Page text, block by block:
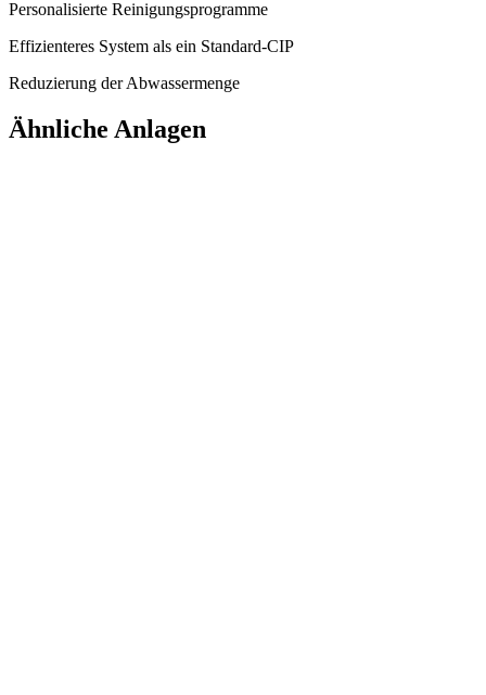
Personalisierte Reinigungsprogramme
Effizienteres System als ein Standard-CIP
Reduzierung der Abwassermenge
Ähnliche Anlagen